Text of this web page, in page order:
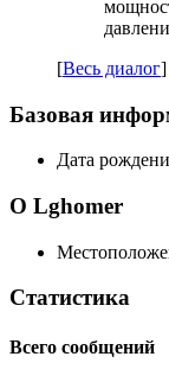
[Весь диалог]
Базовая
Дата
О Lghomer
Статистика
Всего сообщений